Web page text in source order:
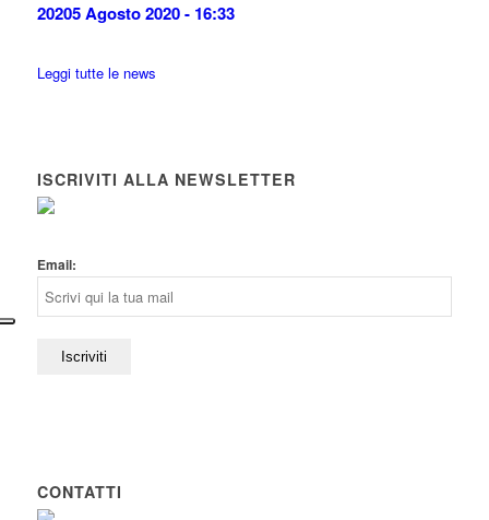
20205 Agosto 2020 - 16:33
Leggi tutte le news
ISCRIVITI ALLA NEWSLETTER
Email:
CONTATTI